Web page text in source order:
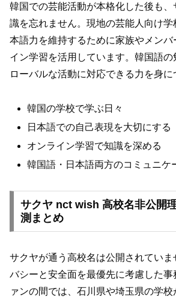
韓国での芸能活動が本格化した後も
識を忘れません。現地の芸能人向け学
本語力を維持するために家族やメンバ
イン学習を活用しています。韓国語
ローバルな活動に対応できる力を身に
韓国の学校で学ぶ日々
日本語での自己表現を大切にする
オンライン学習で知識を深める
韓国語・日本語両方のコミュニケ
サクヤ nct wish 高校名非公開
測まとめ
サクヤが通う高校名は公開されていま
バシーと安全面を最優先に考慮した事
ァンの間では、石川県や埼玉県の学